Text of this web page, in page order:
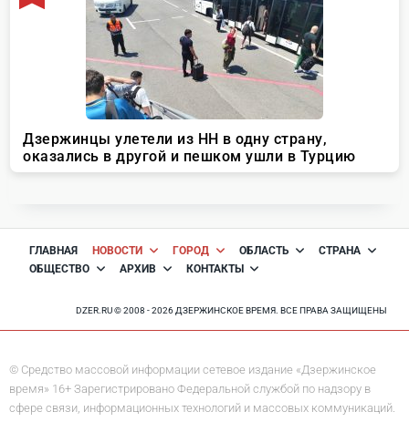
ГЛАВНАЯ НОВОСТИ ГОРОД ОБЛАСТЬ
СТРАНА
ОБЩЕСТВО
АРХИВ КОНТАКТЫ
DZER.RU © 2008 - 2026 ДЗЕРЖИНСКОЕ ВРЕМЯ. ВСЕ ПРАВА ЗАЩИЩЕНЫ
© Средство массовой информации сетевое издание «Дзержинское
время» 16+ Зарегистрировано Федеральной службой по надзору в
сфере связи, информационных технологий и массовых коммуникаций.